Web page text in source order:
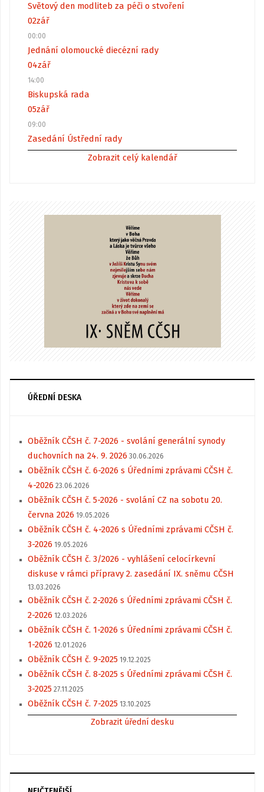
Světový den modliteb za péči o stvoření
02zář
00:00
Jednání olomoucké diecézní rady
04zář
14:00
Biskupská rada
05zář
09:00
Zasedání Ústřední rady
Zobrazit celý kalendář
ÚŘEDNÍ DESKA
Oběžník CČSH č. 7-2026 - svolání generální synody
duchovních na 24. 9. 2026 30.06.2026
Oběžník CČSH č. 6-2026 s Úředními zprávami CČSH č.
4-2026 23.06.2026
Oběžník CČSH č. 5-2026 - svolání CZ na sobotu 20.
června 2026 19.05.2026
Oběžník CČSH č. 4-2026 s Úředními zprávami CČSH č.
3-2026 19.05.2026
Oběžník CČSH č. 3/2026 - vyhlášení celocírkevní
diskuse v rámci přípravy 2. zasedání IX. sněmu CČSH
13.03.2026
Oběžník CČSH č. 2-2026 s Úředními zprávami CČSH č.
2-2026 12.03.2026
Oběžník CČSH č. 1-2026 s Úředními zprávami CČSH č.
1-2026 12.01.2026
Oběžník CČSH č. 9-2025 19.12.2025
Oběžník CČSH č. 8-2025 s Úředními zprávami CČSH č.
3-2025 27.11.2025
Oběžník CČSH č. 7-2025 13.10.2025
Zobrazit úřední desku